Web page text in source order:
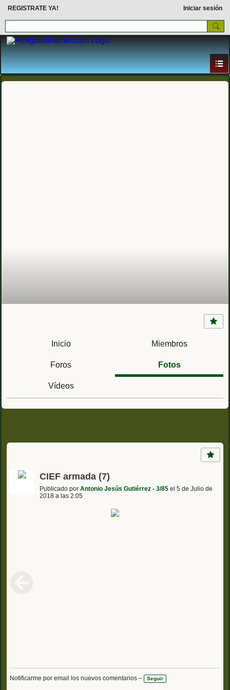
REGISTRATE YA! Iniciar sesión
Educación Física de la Armada
Inicio Miembros
Foros Fotos
Vídeos
CIEF armada (7)
Publicado por Antonio Jesús Gutiérrez - 3/85 el 5 de Julio de
2018 a las 2:05
Notificarme por email los nuevos comentarios – Seguir